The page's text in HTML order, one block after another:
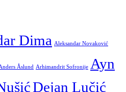
Dima Aleksandar Novaković
Åslund Arhimandrit Sofronije Ayn
Dejan Lučić